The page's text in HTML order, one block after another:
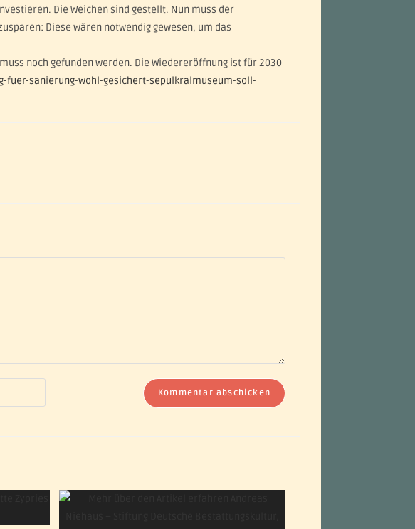
Die Weichen sind gestellt. Nun muss der
Diese wären notwendig gewesen, um das
noch gefunden werden. Die Wiedereröffnung ist für 2030
sanierung-wohl-gesichert-sepulkralmuseum-soll-